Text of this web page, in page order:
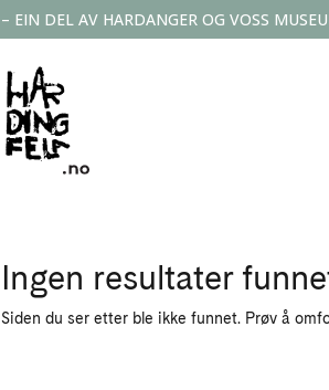
– EIN DEL AV HARDANGER OG VOSS
Ingen resultater
Siden du ser etter ble ikke funnet. Prøv å